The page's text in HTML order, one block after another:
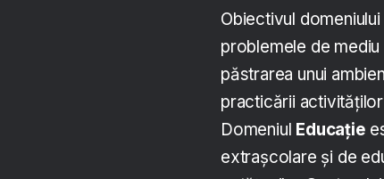
Obiectivul domeniului
problemele de
păstrarea unui
practicării
Domeniul Educație
extrașcolare și de